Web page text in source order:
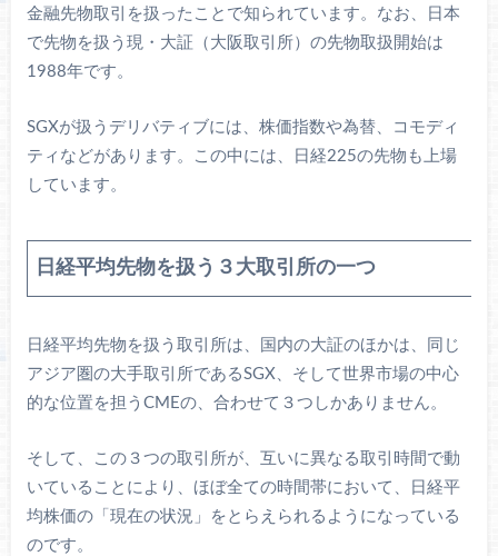
金融先物取引を扱ったことで知られています。なお、日本
で先物を扱う現・大証（大阪取引所）の先物取扱開始は
1988年です。
SGXが扱うデリバティブには、株価指数や為替、コモディ
ティなどがあります。この中には、日経225の先物も上場
しています。
日経平均先物を扱う３大取引所の一つ
日経平均先物を扱う取引所は、国内の大証のほかは、同じ
アジア圏の大手取引所であるSGX、そして世界市場の中心
的な位置を担うCMEの、合わせて３つしかありません。
そして、この３つの取引所が、互いに異なる取引時間で動
いていることにより、ほぼ全ての時間帯において、日経平
均株価の「現在の状況」をとらえられるようになっている
のです。